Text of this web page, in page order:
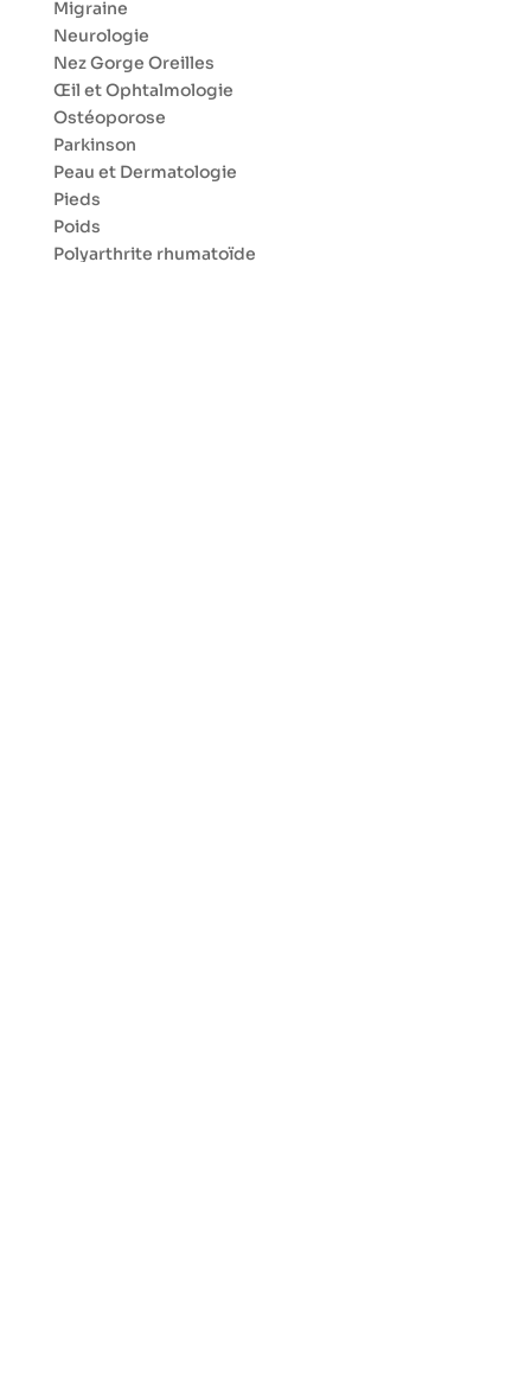
Migraine
Neurologie
Nez Gorge Oreilles
Œil et Ophtalmologie
Ostéoporose
Parkinson
Peau et Dermatologie
Pieds
Poids
Polyarthrite rhumatoïde